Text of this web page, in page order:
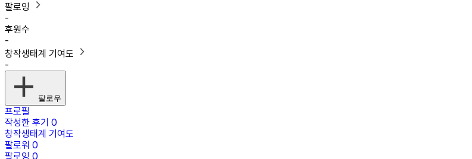
팔로잉
-
후원수
-
창작생태계 기여도
-
팔로우
프로필
작성한 후기 0
창작생태계 기여도
팔로워 0
팔로잉 0